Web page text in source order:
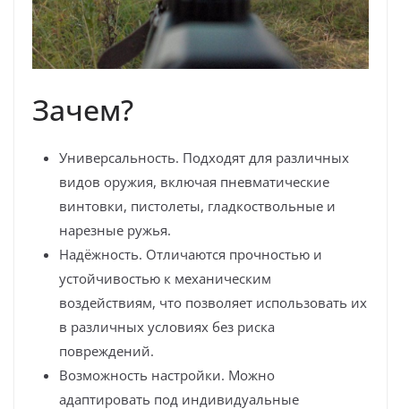
Зачем?
Универсальность. Подходят для различных
видов оружия, включая пневматические
винтовки, пистолеты, гладкоствольные и
нарезные ружья.
Надёжность. Отличаются прочностью и
устойчивостью к механическим
воздействиям, что позволяет использовать их
в различных условиях без риска
повреждений.
Возможность настройки. Можно
адаптировать под индивидуальные